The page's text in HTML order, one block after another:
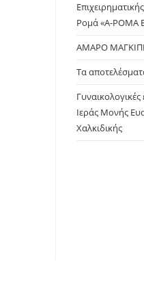
Ρομά «Α-ΡΟΜΑ
ΑΜΑΡΟ ΜΑΓΚΙΠΕ
Τα
Γυναικολογικές
Ιεράς Μονής
Χαλκιδικής